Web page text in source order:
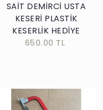
SAİT DEMİRCİ USTA
KESERİ PLASTİK
KESERLİK HEDİYE
650.00 TL